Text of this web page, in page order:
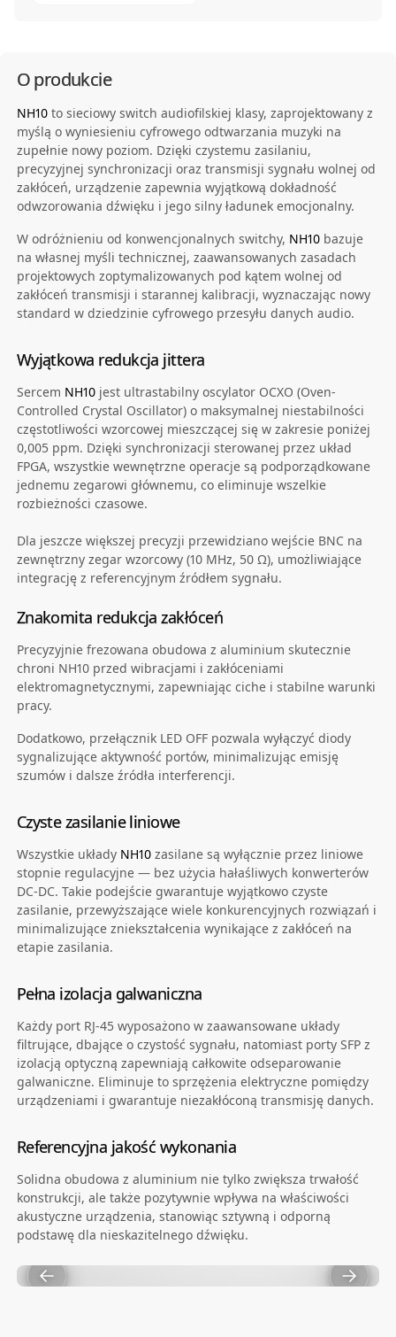
O produkcie
NH10 to sieciowy switch audiofilskiej klasy, zaprojektowany z
myślą o wyniesieniu cyfrowego odtwarzania muzyki na
zupełnie nowy poziom. Dzięki czystemu zasilaniu,
precyzyjnej synchronizacji oraz transmisji sygnału wolnej od
zakłóceń, urządzenie zapewnia wyjątkową dokładność
odwzorowania dźwięku i jego silny ładunek emocjonalny.
W odróżnieniu od konwencjonalnych switchy, NH10 bazuje
na własnej myśli technicznej, zaawansowanych zasadach
projektowych zoptymalizowanych pod kątem wolnej od
zakłóceń transmisji i starannej kalibracji, wyznaczając nowy
standard w dziedzinie cyfrowego przesyłu danych audio.
Wyjątkowa redukcja jittera
Sercem NH10 jest ultrastabilny oscylator OCXO (Oven-
Controlled Crystal Oscillator) o maksymalnej niestabilności
częstotliwości wzorcowej mieszczącej się w zakresie poniżej
0,005 ppm. Dzięki synchronizacji sterowanej przez układ
FPGA, wszystkie wewnętrzne operacje są podporządkowane
jednemu zegarowi głównemu, co eliminuje wszelkie
rozbieżności czasowe.
Dla jeszcze większej precyzji przewidziano wejście BNC na
zewnętrzny zegar wzorcowy (10 MHz, 50 Ω), umożliwiające
integrację z referencyjnym źródłem sygnału.
Znakomita redukcja zakłóceń
Precyzyjnie frezowana obudowa z aluminium skutecznie
chroni NH10 przed wibracjami i zakłóceniami
elektromagnetycznymi, zapewniając ciche i stabilne warunki
pracy.
Dodatkowo, przełącznik LED OFF pozwala wyłączyć diody
sygnalizujące aktywność portów, minimalizując emisję
szumów i dalsze źródła interferencji.
Czyste zasilanie liniowe
Wszystkie układy NH10 zasilane są wyłącznie przez liniowe
stopnie regulacyjne — bez użycia hałaśliwych konwerterów
DC-DC. Takie podejście gwarantuje wyjątkowo czyste
zasilanie, przewyższające wiele konkurencyjnych rozwiązań i
minimalizujące zniekształcenia wynikające z zakłóceń na
etapie zasilania.
Pełna izolacja galwaniczna
Każdy port RJ-45 wyposażono w zaawansowane układy
filtrujące, dbające o czystość sygnału, natomiast porty SFP z
izolacją optyczną zapewniają całkowite odseparowanie
galwaniczne. Eliminuje to sprzężenia elektryczne pomiędzy
urządzeniami i gwarantuje niezakłóconą transmisję danych.
Referencyjna jakość wykonania
Solidna obudowa z aluminium nie tylko zwiększa trwałość
konstrukcji, ale także pozytywnie wpływa na właściwości
akustyczne urządzenia, stanowiąc sztywną i odporną
podstawę dla nieskazitelnego dźwięku.